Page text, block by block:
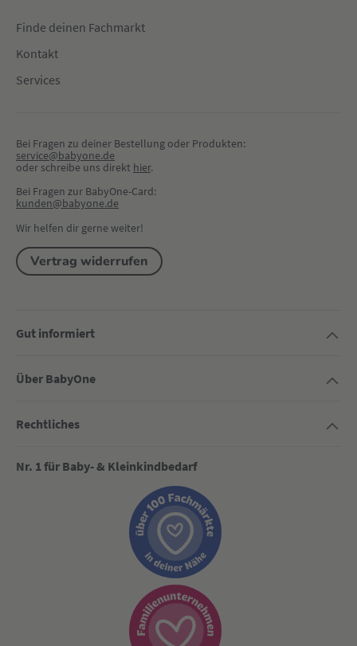
Finde deinen Fachmarkt
Kontakt
Services
Bei Fragen zu deiner Bestellung oder Produkten:
service@babyone.de
oder schreibe uns direkt hier.
Bei Fragen zur BabyOne-Card:
kunden@babyone.de
Wir helfen dir gerne weiter!
Vertrag widerrufen
Gut informiert
Über BabyOne
Rechtliches
Nr. 1 für Baby- & Kleinkindbedarf